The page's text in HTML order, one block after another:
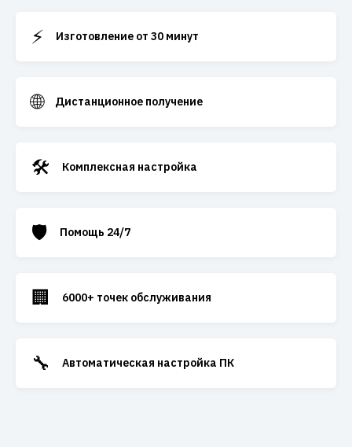
⚡ Изготовление от 30 минут
🌐 Дистанционное получение
🛠️ Комплексная настройка
🛡️ Помощь 24/7
🏢 6000+ точек обслуживания
🔧 Автоматическая настройка ПК